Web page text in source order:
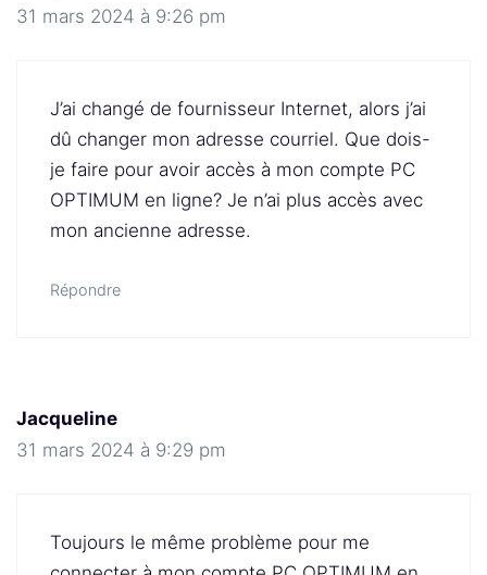
31 mars 2024 à 9:26 pm
J’ai changé de fournisseur Internet, alors j’ai
dû changer mon adresse courriel. Que dois-
je faire pour avoir accès à mon compte PC
OPTIMUM en ligne? Je n’ai plus accès avec
mon ancienne adresse.
Répondre
Jacqueline
31 mars 2024 à 9:29 pm
Toujours le même problème pour me